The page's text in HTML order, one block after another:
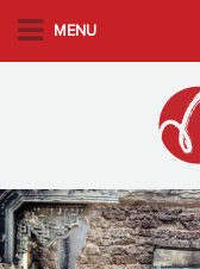
m
a
i
MENU